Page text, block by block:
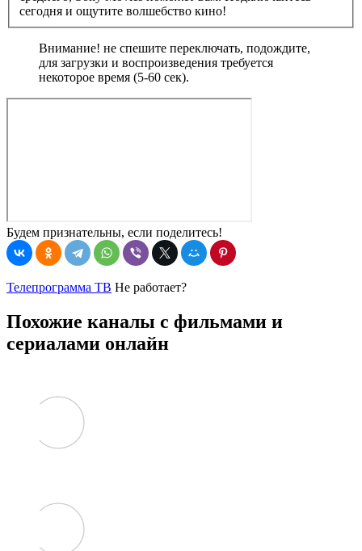
сегодня и ощутите волшебство кино!
Внимание! не спешите переключать, подождите,
для загрузки и воспроизведения требуется
некоторое время (5-60 сек).
Будем признательны, если поделитесь!
Телепрограмма ТВ Не работает?
Похожие каналы с фильмами и
сериалами онлайн